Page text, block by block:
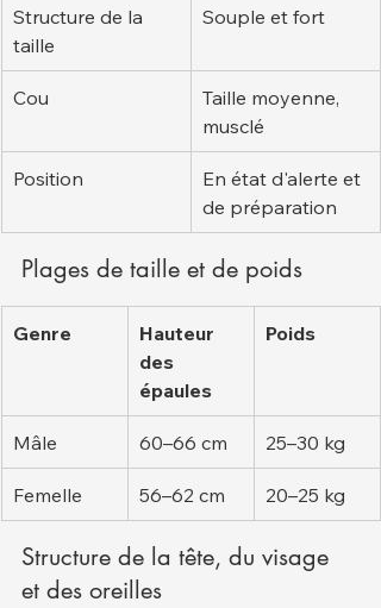
Structure de la
taille
Souple et fort
Cou
Taille moyenne,
musclé
Position
En état d'alerte et
de préparation
Plages de taille et de poids
Genre
Hauteur
des
épaules
Poids
Mâle 60–66 cm 25–30 kg
Femelle 56–62 cm 20–25 kg
Structure de la tête, du visage
et des oreilles